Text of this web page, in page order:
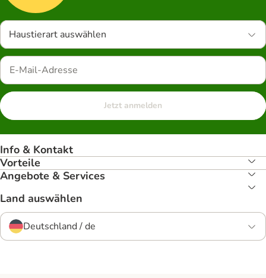
Haustierart auswählen
Jetzt anmelden
Info & Kontakt
Vorteile
Angebote & Services
Land auswählen
Deutschland / de